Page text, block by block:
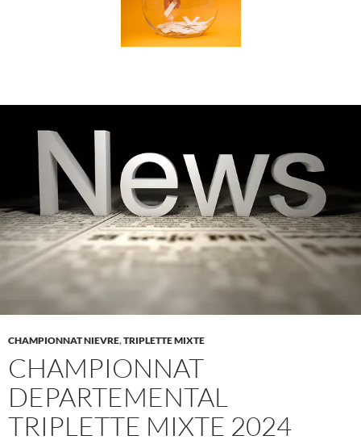
CHAMPIONNAT NIEVRE,TRIPLETTE MIXTE
CHAMPIONNAT
DEPARTEMENTAL
TRIPLETTE MIXTE 2024